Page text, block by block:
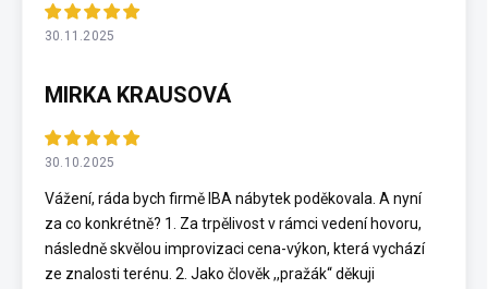
30.11.2025
MIRKA KRAUSOVÁ
30.10.2025
Vážení, ráda bych firmě IBA nábytek poděkovala. A nyní
za co konkrétně? 1. Za trpělivost v rámci vedení hovoru,
následně skvělou improvizaci cena-výkon, která vychází
ze znalosti terénu. 2. Jako člověk ,,pražák“ děkuji